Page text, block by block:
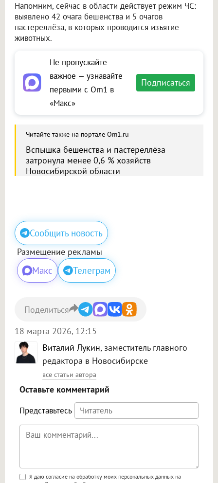
Напомним, сейчас в области действует режим ЧС:
выявлено 42 очага бешенства и 5 очагов
пастереллёза, в которых проводится изъятие
животных.
Не пропускайте
важное — узнавайте
первыми с Om1 в
«Макс»
Подписаться
Читайте также на портале Om1.ru
Вспышка бешенства и пастереллёза
затронула менее 0,6 % хозяйств
Новосибирской области
Сообщить новость
Размещение рекламы
Макс Телеграм
Виталий Лукин, заместитель главного
редактора в Новосибирске
все статьи автора
18 марта 2026, 12:15
Поделиться
Оставьте комментарий
Представьтесь
Поддержка HTML
Я даю согласие на обработку моих персональных данных на